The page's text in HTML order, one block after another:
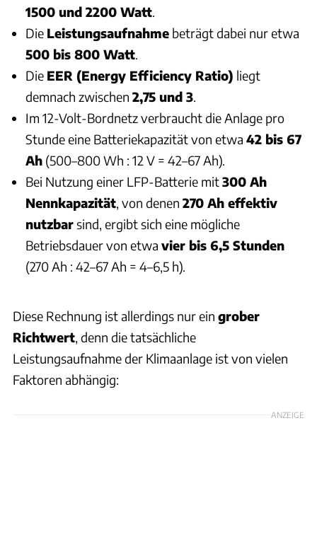
1500 und 2200 Watt.
Die Leistungsaufnahme beträgt dabei nur etwa
500 bis 800 Watt.
Die EER (Energy Efficiency Ratio) liegt
demnach zwischen 2,75 und 3.
Im 12-Volt-Bordnetz verbraucht die Anlage pro
Stunde eine Batteriekapazität von etwa 42 bis 67
Ah (500–800 Wh : 12 V = 42–67 Ah).
Bei Nutzung einer LFP-Batterie mit300 Ah
Nennkapazität, von denen 270 Ah effektiv
nutzbarsind, ergibt sich eine mögliche
Betriebsdauer von etwa vier bis 6,5 Stunden
(270 Ah : 42–67 Ah = 4–6,5 h).
Diese Rechnung ist allerdings nur ein grober
Richtwert, denn die tatsächliche
Leistungsaufnahme der Klimaanlage ist von vielen
Faktoren abhängig:
ANZEIGE